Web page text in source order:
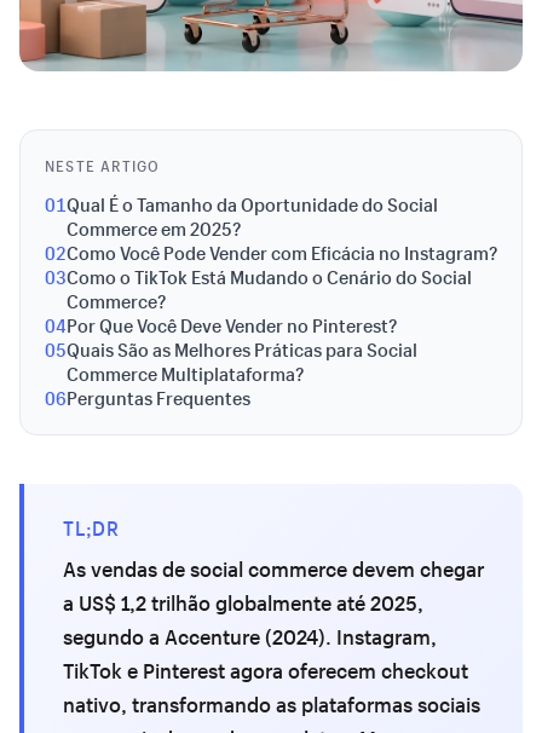
NESTE ARTIGO
01Qual É o Tamanho da Oportunidade do Social
Commerce em 2025?
02Como Você Pode Vender com Eficácia no Instagram?
03Como o TikTok Está Mudando o Cenário do Social
Commerce?
04Por Que Você Deve Vender no Pinterest?
05Quais São as Melhores Práticas para Social
Commerce Multiplataforma?
06Perguntas Frequentes
TL;DR
As vendas de social commerce devem chegar
a US$ 1,2 trilhão globalmente até 2025,
segundo a Accenture (2024). Instagram,
TikTok e Pinterest agora oferecem checkout
nativo, transformando as plataformas sociais